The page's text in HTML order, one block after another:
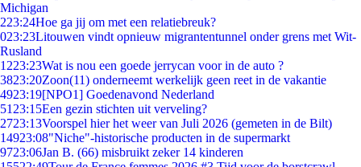
Michigan
223:24Hoe ga jij om met een relatiebreuk?
023:23Litouwen vindt opnieuw migrantentunnel onder grens met Wit-
Rusland
1223:23Wat is nou een goede jerrycan voor in de auto ?
3823:20Zoon(11) onderneemt werkelijk geen reet in de vakantie
4923:19[NPO1] Goedenavond Nederland
51 23:15Een gezin stichten uit verveling?
2723:13Voorspel hier het weer van Juli 2026 (gemeten in de Bilt)
14923:08"Niche"-historische producten in de supermarkt
9723:06Jan B. (66) misbruikt zeker 14 kinderen